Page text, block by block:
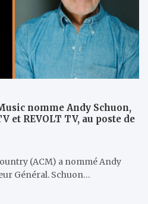
nomme Andy Schuon,
et REVOLT TV, au poste de
(ACM) a nommé Andy
Général. Schuon…